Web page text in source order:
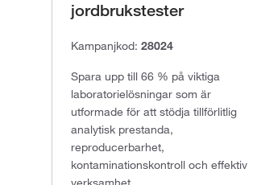
jordbrukstester
Kampanjkod: 28024
Spara upp till 66 % på viktiga
laboratorielösningar som är
utformade för att stödja tillförlitlig
analytisk prestanda,
reproducerbarhet,
kontaminationskontroll och effektiv